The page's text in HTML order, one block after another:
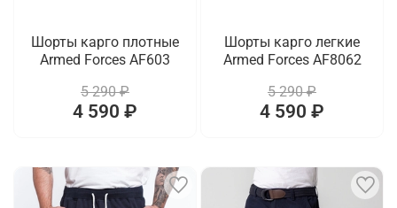
Шорты карго плотные
Armed Forces AF603
5 290 ₽
4 590 ₽
Шорты карго легкие
Armed Forces AF8062
5 290 ₽
4 590 ₽